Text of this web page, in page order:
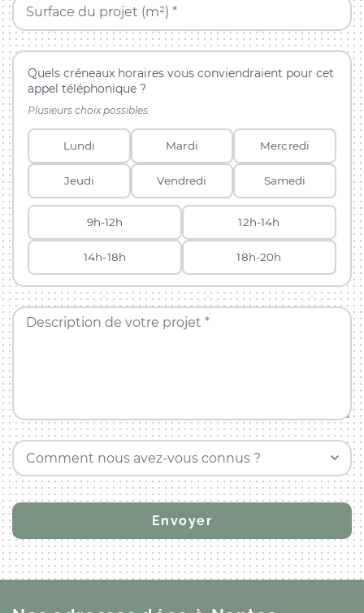
Surface du projet (m²) *
Quels créneaux horaires vous conviendraient pour cet
appel téléphonique ?
Plusieurs choix possibles.
Lundi Mardi Mercredi
Jeudi Vendredi Samedi
9h-12h 12h-14h
14h-18h 18h-20h
Description de votre projet *
Comment nous avez-vous connus ?